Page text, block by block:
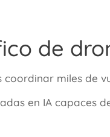
de
miles de
en IA capaces